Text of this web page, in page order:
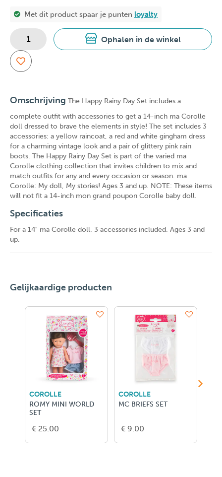
Met dit product spaar je punten loyalty
Ophalen in de winkel
Omschrijving The Happy Rainy Day Set includes a
complete outfit with accessories to get a 14-inch ma Corolle
doll dressed to brave the elements in style! The set includes 3
accessories: a yellow raincoat, a red and white gingham dress
for a charming vintage look and a pair of glittery pink rain
boots. The Happy Rainy Day Set is part of the varied ma
Corolle clothing collection that invites children to mix and
match outfits for any and every occasion or season. ma
Corolle: My doll, My stories! Ages 3 and up. NOTE: These items
will not fit a 14-inch mon grand poupon Corolle baby doll.
Specificaties
For a 14" ma Corolle doll. 3 accessories included. Ages 3 and
up.
Gelijkaardige producten
COROLLE
ROMY MINI WORLD
SET
€ 25.00
COROLLE
MC BRIEFS SET
€ 9.00